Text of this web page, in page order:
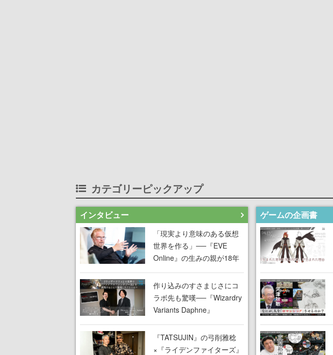
カテゴリーピックアップ
インタビュー
「現実より意味のある仮想
世界を作る」──『EVE
Online』の生みの親が18年
掲げ続ける”クレイジーな宣
言”は、比喩ではなく本気だ
った
作り込みのすさまじさにコ
ラボ先も驚嘆──『Wizardry
Variants Daphne』
×『FFXI』コラボが期間限
定なのにジョブもキャラも
武器も戦闘システムもワン
『TATSUJIN』の弓削雅稔
×『ライデンファイターズ』
ゲームの企画書